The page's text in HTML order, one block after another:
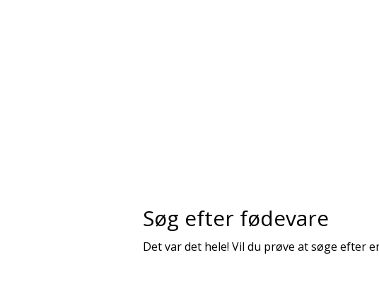
Søg efter fødevare
Det var det hele! Vil du prøve at søge efter